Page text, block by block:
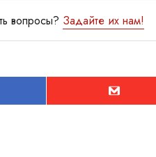
вопросы? Задайте их нам!